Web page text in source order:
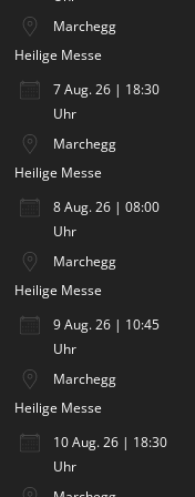
Marchegg
Heilige Messe
7 Aug. 26 | 18:30
Uhr
Marchegg
Heilige Messe
8 Aug. 26 | 08:00
Uhr
Marchegg
Heilige Messe
9 Aug. 26 | 10:45
Uhr
Marchegg
Heilige Messe
10 Aug. 26 | 18:30
Uhr